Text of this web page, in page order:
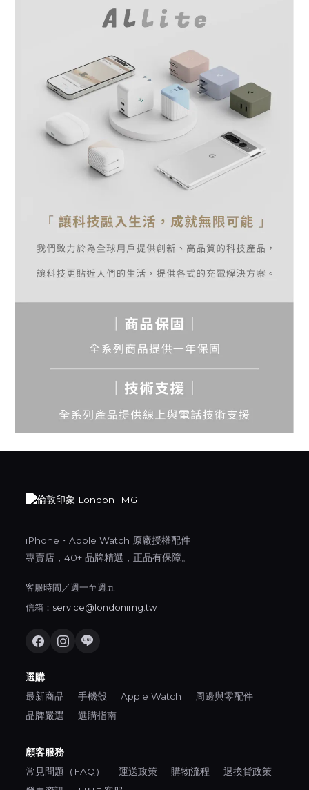
iPhone・Apple Watch 原廠授權配件
專賣店，40+ 品牌精選，正品有保障。
客服時間／週一至週五
信箱： service@londonimg.tw
選購
最新商品 手機殼 Apple Watch
周邊與零配件
品牌嚴選
選購指南
顧客服務
常見問題（FAQ） 運送政策 購物流程
退換貨政策